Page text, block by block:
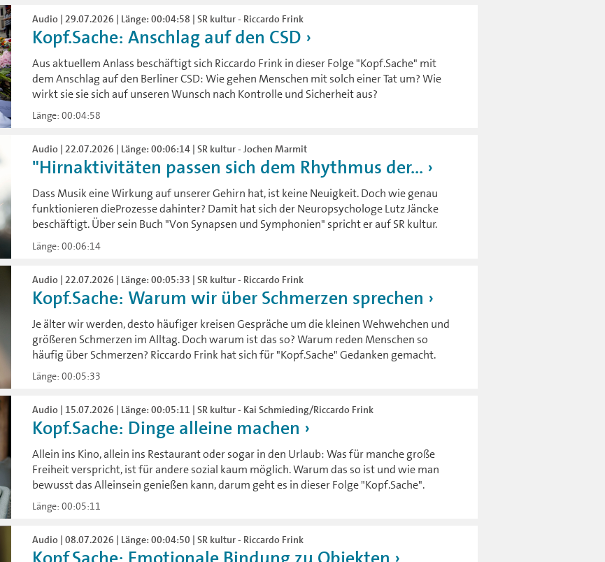
Audio | 29.07.2026 | Länge: 00:04:58 | SR kultur - Riccardo Frink
Kopf.Sache: Anschlag auf den CSD
Aus aktuellem Anlass beschäftigt sich Riccardo Frink in dieser Folge "Kopf.Sache" mit
dem Anschlag auf den Berliner CSD: Wie gehen Menschen mit solch einer Tat um? Wie
wirkt sie sie sich auf unseren Wunsch nach Kontrolle und Sicherheit aus?
Länge: 00:04:58
Audio | 22.07.2026 | Länge: 00:06:14 | SR kultur - Jochen Marmit
"Hirnaktivitäten passen sich dem Rhythmus der...
Dass Musik eine Wirkung auf unserer Gehirn hat, ist keine Neuigkeit. Doch wie genau
funktionieren dieProzesse dahinter? Damit hat sich der Neuropsychologe Lutz Jäncke
beschäftigt. Über sein Buch "Von Synapsen und Symphonien" spricht er auf SR kultur.
Länge: 00:06:14
Audio | 22.07.2026 | Länge: 00:05:33 | SR kultur - Riccardo Frink
Kopf.Sache: Warum wir über Schmerzen sprechen
Je älter wir werden, desto häufiger kreisen Gespräche um die kleinen Wehwehchen und
größeren Schmerzen im Alltag. Doch warum ist das so? Warum reden Menschen so
häufig über Schmerzen? Riccardo Frink hat sich für "Kopf.Sache" Gedanken gemacht.
Länge: 00:05:33
Audio | 15.07.2026 | Länge: 00:05:11 | SR kultur - Kai Schmieding/Riccardo Frink
Kopf.Sache: Dinge alleine machen
Allein ins Kino, allein ins Restaurant oder sogar in den Urlaub: Was für manche große
Freiheit verspricht, ist für andere sozial kaum möglich. Warum das so ist und wie man
bewusst das Alleinsein genießen kann, darum geht es in dieser Folge "Kopf.Sache".
Länge: 00:05:11
Audio | 08.07.2026 | Länge: 00:04:50 | SR kultur - Riccardo Frink